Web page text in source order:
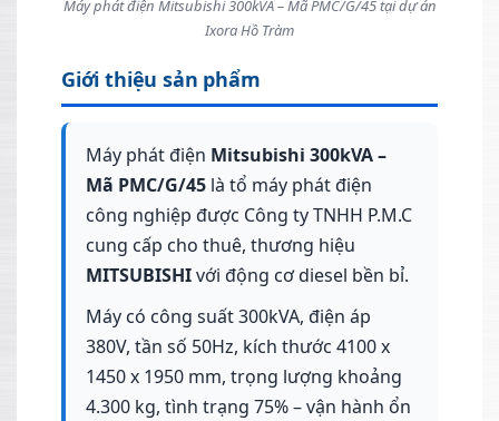
Máy phát điện Mitsubishi 300kVA – Mã PMC/G/45 tại dự án
Ixora Hồ Tràm
Giới thiệu sản phẩm
Máy phát điện Mitsubishi 300kVA –
Mã PMC/G/45 là tổ máy phát điện
công nghiệp được Công ty TNHH P.M.C
cung cấp cho thuê, thương hiệu
MITSUBISHIvới động cơ diesel bền bỉ.
Máy có công suất 300kVA, điện áp
380V, tần số 50Hz, kích thước 4100 x
1450 x 1950 mm, trọng lượng khoảng
4.300 kg, tình trạng 75% – vận hành ổn